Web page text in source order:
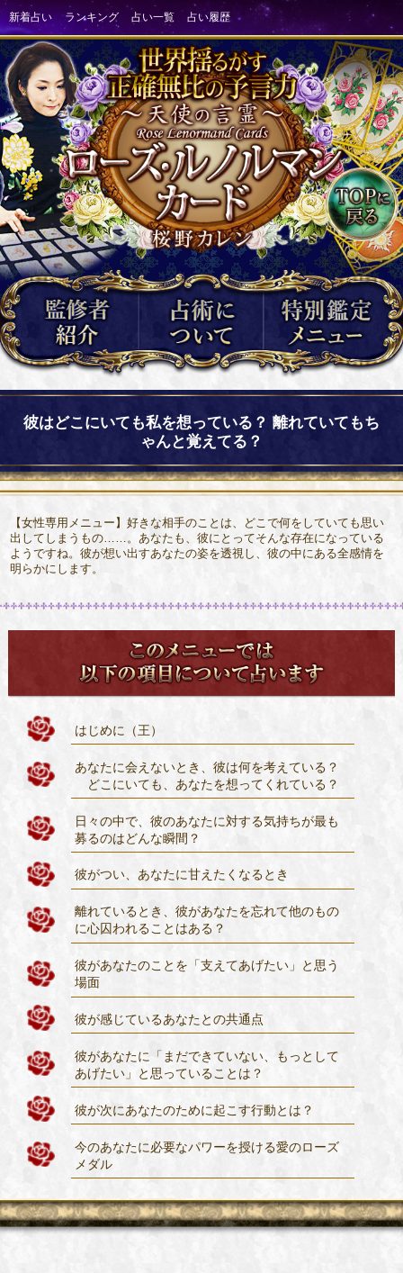
彼はどこにいても私を想っている？ 離れていてもち
ゃんと覚えてる？
【女性専用メニュー】好きな相手のことは、どこで何をしていても思い
出してしまうもの……。あなたも、彼にとってそんな存在になっている
ようですね。彼が想い出すあなたの姿を透視し、彼の中にある全感情を
明らかにします。
はじめに（王）
あなたに会えないとき、彼は何を考えている？
どこにいても、あなたを想ってくれている？
日々の中で、彼のあなたに対する気持ちが最も
募るのはどんな瞬間？
彼がつい、あなたに甘えたくなるとき
離れているとき、彼があなたを忘れて他のもの
に心囚われることはある？
彼があなたのことを「支えてあげたい」と思う
場面
彼が感じているあなたとの共通点
彼があなたに「まだできていない、もっとして
あげたい」と思っていることは？
彼が次にあなたのために起こす行動とは？
今のあなたに必要なパワーを授ける愛のローズ
メダル